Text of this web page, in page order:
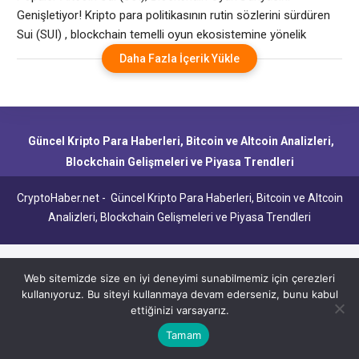
Genişletiyor! Kripto para politikasının rutin sözlerini sürdüren
Sui (SUI) , blockchain temelli oyun ekosistemine yönelik
önemli adımlar atmaya devam ediyor. Son dönemdeki oyun
sektörüne yönelik projelerle dikkat çeken Sui, geliştiricilere
gençliğini şekillendiriyor. Sui (SUI) Nedir? Sui, yüksek
Daha Fazla İçerik Yükle
Güncel Kripto Para Haberleri, Bitcoin ve Altcoin Analizleri,
Blockchain Gelişmeleri ve Piyasa Trendleri
CryptoHaber.net - Güncel Kripto Para Haberleri, Bitcoin ve Altcoin
Analizleri, Blockchain Gelişmeleri ve Piyasa Trendleri
Web sitemizde size en iyi deneyimi sunabilmemiz için çerezleri
kullanıyoruz. Bu siteyi kullanmaya devam ederseniz, bunu kabul
ettiğinizi varsayarız.
Tamam